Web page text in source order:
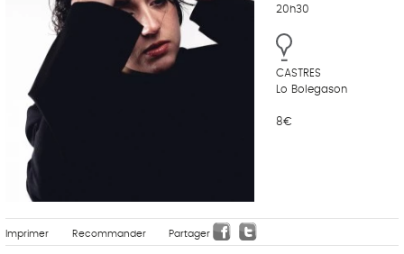
20h30
CASTRES
Lo Bolegason
8€
Imprimer Recommander Partager